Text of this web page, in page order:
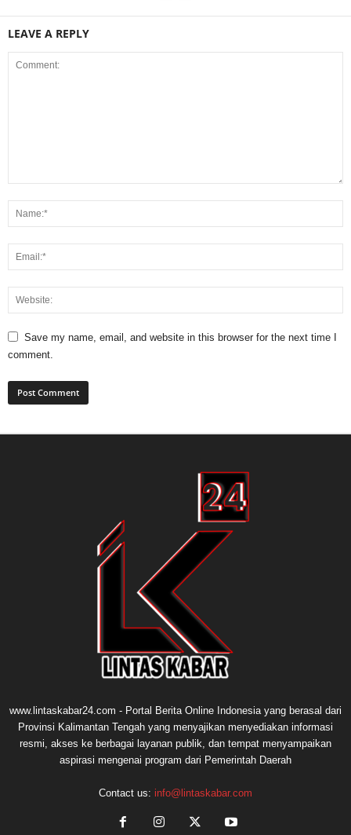
LEAVE A REPLY
Save my name, email, and website in this browser for the next time I
comment.
www.lintaskabar24.com - Portal Berita Online Indonesia yang berasal dari
Provinsi Kalimantan Tengah yang menyajikan menyediakan informasi
resmi, akses ke berbagai layanan publik, dan tempat menyampaikan
aspirasi mengenai program dari Pemerintah Daerah
Contact us: info@lintaskabar.com